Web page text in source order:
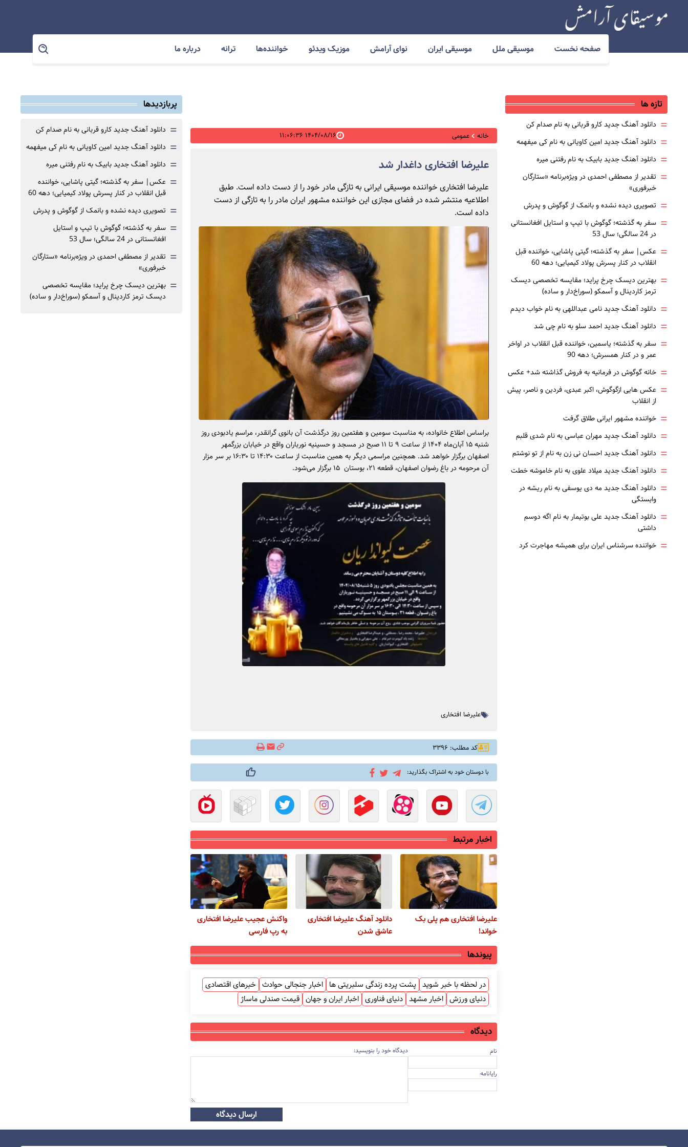
صفحه نخست موسیقی ملل موسیقی ایران نوای آرامش موزیک ویدئو خواننده‌ها ترانه درباره ما
خانه عمومی ۱۴۰۴/۰۸/۱۶ ۱۱:۰۶:۳۶
علیرضا افتخاری داغدار شد
علیرضا افتخاری خواننده موسیقی ایرانی به تازگی مادر خود را از دست داده است. طبق
اطلاعیه منتشر شده در فضای مجازی این خواننده مشهور ایران مادر را به تازگی از دست
داده است.
براساس اطلاع خانواده، به مناسبت سومین و هفتمین روز درگذشت آن بانوی گرانقدر، مراسم یادبودی روز
شنبه ۱۵ آبان‌ماه ۱۴۰۴ از ساعت ۹ تا ۱۱ صبح در مسجد و حسینیه نورباران واقع در خیابان بزرگمهر
اصفهان برگزار خواهد شد. همچنین مراسمی دیگر به همین مناسبت از ساعت ۱۴:۳۰ تا ۱۶:۳۰ بر سر مزار
آن مرحومه در باغ رضوان اصفهان، قطعه ۲۱، بوستان ۱۵ برگزار می‌شود.
علیرضا افتخاری
کد مطلب: ۳۳۹۶
با دوستان خود به اشتراک بگذارید:
اخبار مرتبط
علیرضا افتخاری هم پلی بک
خواند!
دانلود آهنگ علیرضا افتخاری
عاشق شدن
واکنش عجیب علیرضا افتخاری
به رپ فارسی
پیوندها
در لحظه با خبر شوید پشت پرده زندگی سلبریتی ها اخبار جنجالی حوادث خبرهای اقتصادی
دنیای ورزش اخبار مشهد دنیای فناوری اخبار ایران و جهان قیمت صندلی ماساژ
دیدگاه
نام
رایانامه
دیدگاه خود را بنویسید:
ارسال دیدگاه
تازه ها
= دانلود آهنگ جدید کارو قربانی به نام صدام کن
= دانلود آهنگ جدید امین کاویانی به نام کی میفهمه
= دانلود آهنگ جدید بابیک به نام رفتنی میره
= تقدیر از مصطفی احمدی در ویژه‌برنامه «ستارگان
خبرفوری»
= تصویری دیده نشده و بانمک از گوگوش و پدرش
= سفر به گذشته؛ گوگوش با تیپ و استایل افغانستانی
در 24 سالگی؛ سال 53
= عکس| سفر به گذشته؛ گیتی پاشایی، خواننده قبل
انقلاب در کنار پسرش پولاد کیمیایی؛ دهه 60
= بهترین دیسک چرخ پراید؛ مقایسه تخصصی دیسک
ترمز کاردینال و آسمکو (سوراخ‌دار و ساده)
= دانلود آهنگ جدید نامی عبداللهی به نام خواب دیدم
= دانلود آهنگ جدید احمد سلو به نام چی شد
= سفر به گذشته؛ یاسمین، خواننده قبل انقلاب در اواخر
عمر و در کنار همسرش؛ دهه 90
= خانه گوگوش در فرمانیه به فروش گذاشته شد+ عکس
= عکس هایی ازگوگوش، اکبر عبدی، فردین و ناصر، پیش
از انقلاب
= خواننده مشهور ایرانی طلاق گرفت
= دانلود آهنگ جدید مهران عباسی به نام شدی قلبم
= دانلود آهنگ جدید احسان نی زن به نام از تو نوشتم
= دانلود آهنگ جدید میلاد علوی به نام خاموشه خطت
= دانلود آهنگ جدید مه دی یوسفی به نام ریشه در
وابستگی
= دانلود آهنگ جدید علی بوتیمار به نام اگه دوسم
داشتی
= خواننده سرشناس ایران برای همیشه مهاجرت کرد
پربازدیدها
= دانلود آهنگ جدید کارو قربانی به نام صدام کن
= دانلود آهنگ جدید امین کاویانی به نام کی میفهمه
= دانلود آهنگ جدید بابیک به نام رفتنی میره
= عکس| سفر به گذشته؛ گیتی پاشایی، خواننده
قبل انقلاب در کنار پسرش پولاد کیمیایی؛ دهه 60
= تصویری دیده نشده و بانمک از گوگوش و پدرش
= سفر به گذشته؛ گوگوش با تیپ و استایل
افغانستانی در 24 سالگی؛ سال 53
= تقدیر از مصطفی احمدی در ویژه‌برنامه «ستارگان
خبرفوری»
= بهترین دیسک چرخ پراید؛ مقایسه تخصصی
دیسک ترمز کاردینال و آسمکو (سوراخ‌دار و ساده)